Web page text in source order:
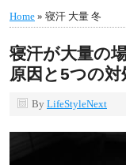
Home » 寝汗 大量 冬
寝汗が大量の
原因と5つの対
By LifeStyleNext